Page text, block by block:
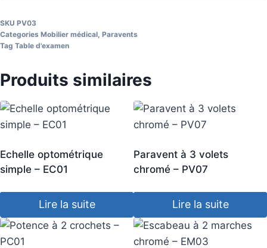
SKU PV03
Categories Mobilier médical, Paravents
Tag Table d'examen
Produits similaires
Echelle optométrique
simple – EC01
Lire la suite
Paravent à 3 volets
chromé – PV07
Lire la suite